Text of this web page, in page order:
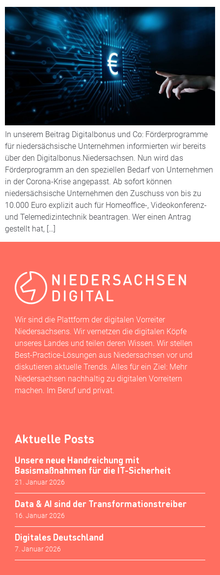
In unserem Beitrag Digitalbonus und Co: Förderprogramme
für niedersächsische Unternehmen informierten wir bereits
über den Digitalbonus.Niedersachsen. Nun wird das
Förderprogramm an den speziellen Bedarf von Unternehmen
in der Corona-Krise angepasst. Ab sofort können
niedersächsische Unternehmen den Zuschuss von bis zu
10.000 Euro explizit auch für Homeoffice-, Videokonferenz-
und Telemedizintechnik beantragen. Wer einen Antrag
gestellt hat, […]
Wir sind die Plattform der digitalen Vorreiter
Niedersachsens. Wir vernetzen die digitalen Köpfe
unseres Landes und teilen deren Wissen. Wir stellen
Best-Practice-Lösungen aus Niedersachsen vor und
diskutieren aktuelle Trends. Alles für ein Ziel: Mehr
Niedersachsen nachhaltig zu digitalen Vorreitern
machen. Im Beruf und privat.
Aktuelle Posts
Unsere neue Handreichung mit
Basismaßnahmen für die IT-Sicherheit
21. Januar 2026
Data & AI sind der Transformationstreiber
16. Januar 2026
Digitales Deutschland
7. Januar 2026